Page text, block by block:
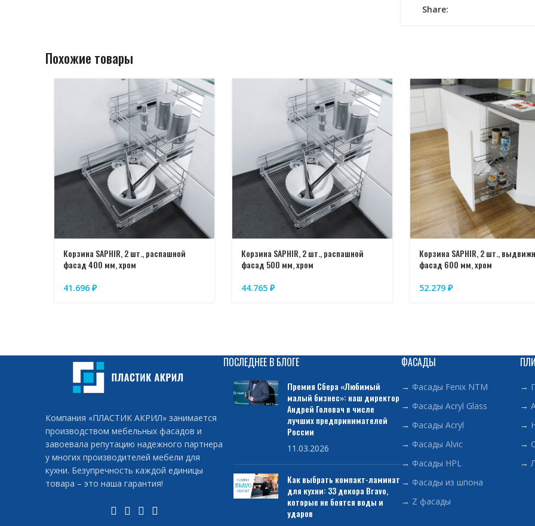
Share:
Похожие товары
Корзина SAPHIR, 2 шт., распашной
фасад 400 мм, хром
41.696 ₽
Корзина SAPHIR, 2 шт., распашной
фасад 500 мм, хром
44.765 ₽
Корзина SAPHIR, 2 шт.,
фасад 600 мм, хром
52.279 ₽
Компания «ПЛАСТИК АКРИЛ» занимается
производством мебельных фасадов и
завоевала репутацию надежного партнера
у многих производителей мебели для
кухни. Безупречность каждой единицы
товара – это наша гарантия!
ПОСЛЕДНЕЕ В БЛОГЕ
Премия Сбера «Любимый
малый бизнес»: наш директор
Андрей Головач в числе
лучших предпринимателей
России
11.03.2026
Как выбрать компакт-ламинат
для кухни: 33 декора Bravo,
которые не боятся воды и
ударов
ФАСАДЫ
→ Фасады Fenix NTM
→ Фасады Acryl Glass
→ Фасады Acryl
→ Фасады Alvic
→ Фасады HPL
→ Фасады из шпона
→ Z фасады
→
→
→
→
→